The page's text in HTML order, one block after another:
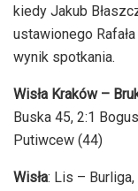
kiedy Jakub
ustawionego
wynik spotkania.
Wisła Kraków –
Buska 45, 2:1
Putiwcew (44)
Wisła: Lis –